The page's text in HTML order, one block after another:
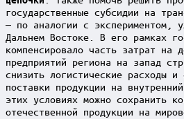
государственные субсидии на
— по аналогии с экспериментом,
Дальнем Востоке. В его рамках
компенсировало часть затрат на
предприятий региона на запад
снизить логистические расходы и
поставки продукции на
этих условиях можно сохранить
отечественной продукции на